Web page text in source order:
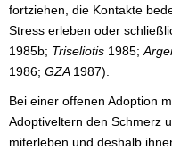
fortziehen, die Kontakte
Stress erleben oder
1985b; Triseliotis 1985;
1986; GZA 1987).
Bei einer offenen Adoption
Adoptiveltern den Schmerz
miterleben und deshalb